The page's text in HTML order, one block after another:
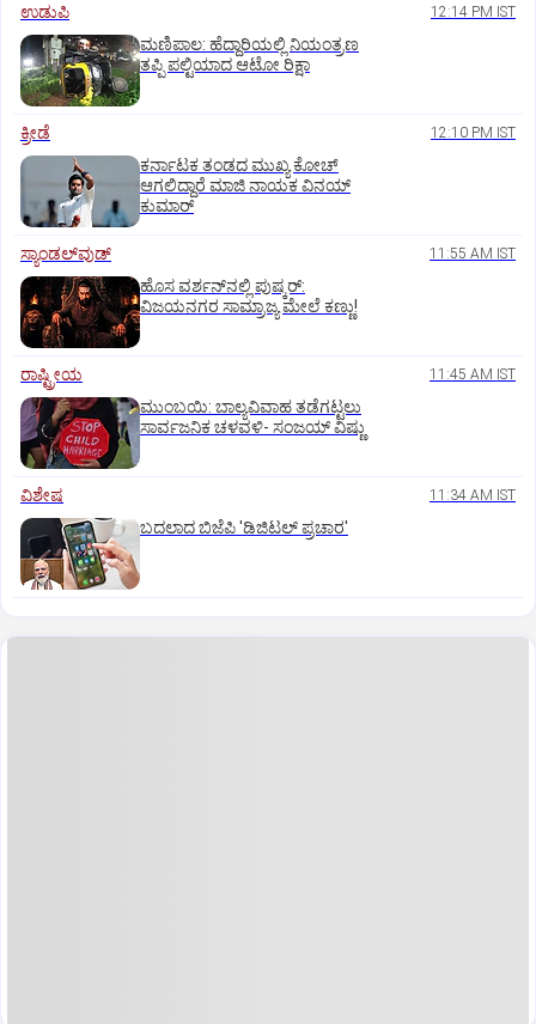
ಉಡುಪಿ 12:14 PM IST
ಮಣಿಪಾಲ: ಹೆದ್ದಾರಿಯಲ್ಲಿ ನಿಯಂತ್ರಣ
ತಪ್ಪಿ ಪಲ್ಟಿಯಾದ ಆಟೋ ರಿಕ್ಷಾ
ಕ್ರೀಡೆ 12:10 PM IST
ಕರ್ನಾಟಕ ತಂಡದ ಮುಖ್ಯ ಕೋಚ್‌
ಆಗಲಿದ್ದಾರೆ ಮಾಜಿ ನಾಯಕ ವಿನಯ್‌
ಕುಮಾರ್
ಸ್ಯಾಂಡಲ್‌ವುಡ್‌ 11:55 AM IST
ಹೊಸ ವರ್ಶನ್‌ನಲ್ಲಿ ಪುಷ್ಕರ್‌:
ವಿಜಯನಗರ ಸಾಮ್ರಾಜ್ಯ ಮೇಲೆ ಕಣ್ಣು!
ರಾಷ್ಟ್ರೀಯ 11:45 AM IST
ಮುಂಬಯಿ: ಬಾಲ್ಯವಿವಾಹ ತಡೆಗಟ್ಟಲು
ಸಾರ್ವಜನಿಕ ಚಳವಳಿ- ಸಂಜಯ್‌ ವಿಷ್ಣು
ವಿಶೇಷ 11:34 AM IST
ಬದಲಾದ ಬಿಜೆಪಿ 'ಡಿಜಿಟಲ್‌ ಪ್ರಚಾರ'